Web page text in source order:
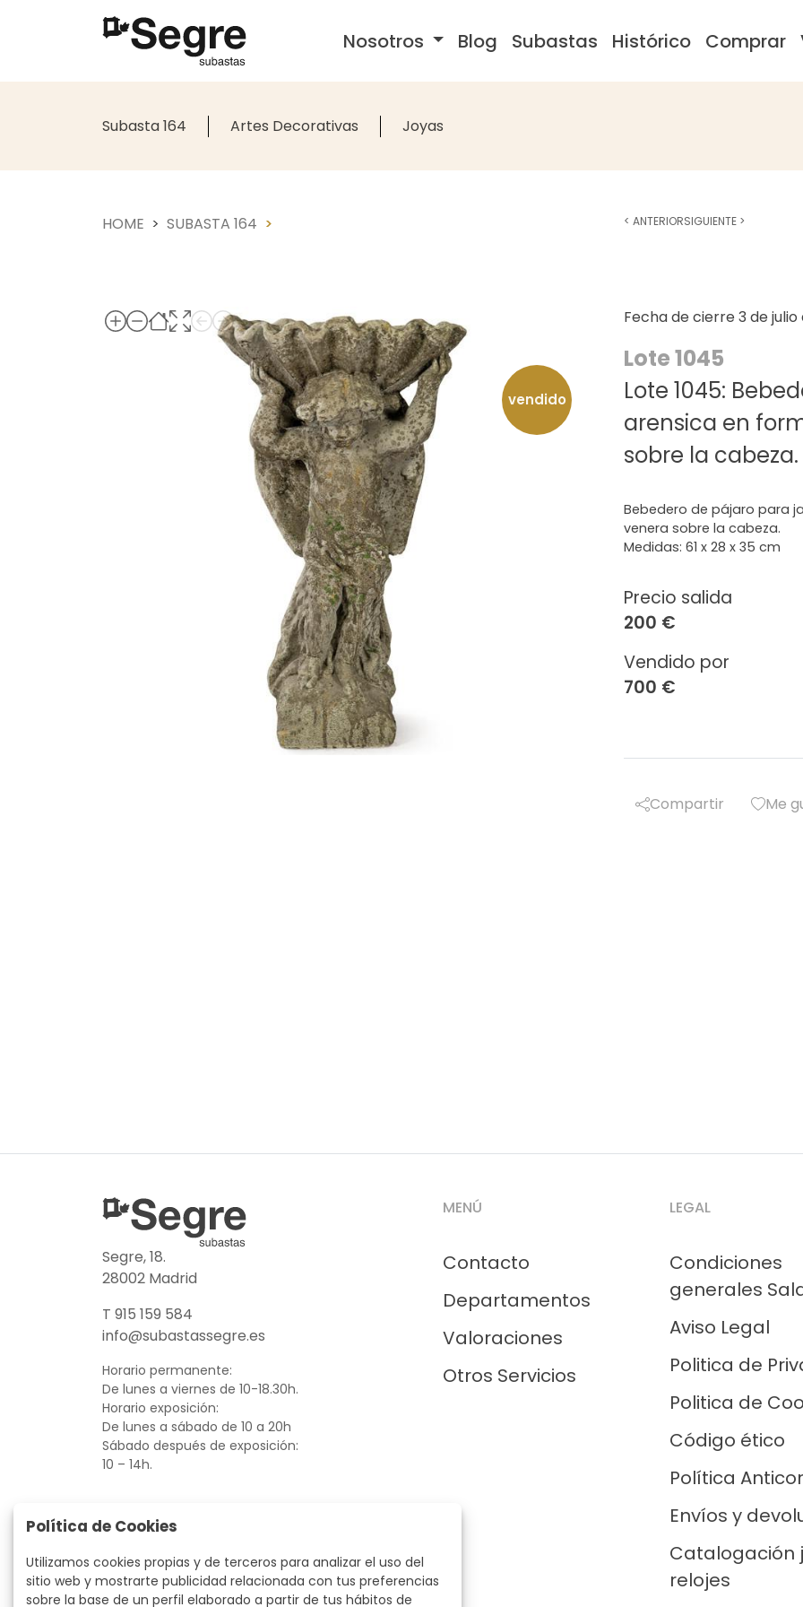
Nosotros Blog Subastas Histórico Comprar
Subasta 164 Artes Decorativas Joyas
HOME SUBASTA 164
Fecha de cierre 3 de
Lote 1045
Lote 1045:
arensica en
sobre la cabeza.
vendido
Precio salida
200 €
Vendido por
700 €
Bebedero de pájaro para
venera sobre la cabeza.
Medidas: 61 x 28 x 35 cm
Compartir Me
< ANTERIORSIGUIENTE >
Segre, 18.
28002 Madrid
T 915 159 584
info@subastassegre.es
Horario permanente:
De lunes a viernes de 10-18.30h.
Horario exposición:
De lunes a sábado de 10 a 20h
Sábado después de exposición:
10 – 14h.
MENÚ
Contacto
Departamentos
Valoraciones
Otros Servicios
LEGAL
Condiciones
generales
Aviso Legal
Politica de
Politica de
Código ético
Política
Envíos y
Catalogación
relojes
Política de Cookies
Utilizamos cookies propias y de terceros para analizar el uso del
sitio web y mostrarte publicidad relacionada con tus preferencias
sobre la base de un perfil elaborado a partir de tus hábitos de